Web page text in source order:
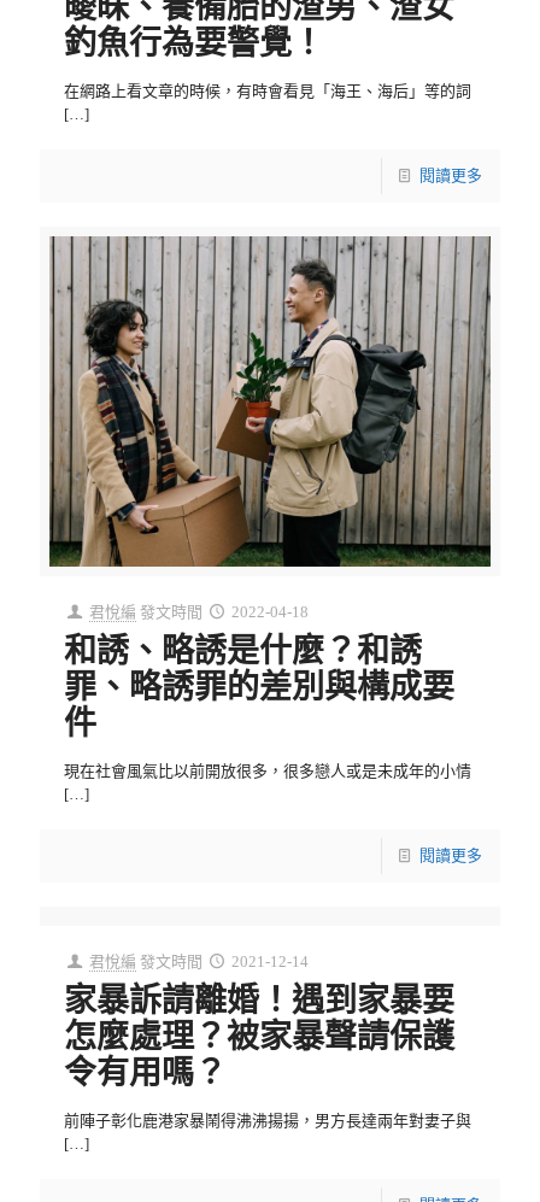
釣魚行為要警覺！
在網路上看文章的時候，有時會看見「海王、海后」等的詞
[…]
閱讀更多
君悅編 發文時間 2022-04-18
和誘、略誘是什麼？和誘
罪、略誘罪的差別與構成要
件
現在社會風氣比以前開放很多，很多戀人或是未成年的小情
[…]
閱讀更多
君悅編 發文時間 2021-12-14
家暴訴請離婚！遇到家暴要
怎麼處理？被家暴聲請保護
令有用嗎？
前陣子彰化鹿港家暴鬧得沸沸揚揚，男方長達兩年對妻子與
[…]